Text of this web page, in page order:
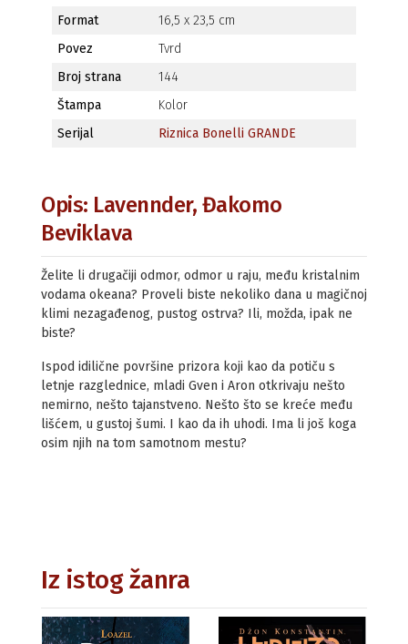
Format
16,5 x 23,5 cm
Povez
Tvrd
Broj strana
144
Štampa
Kolor
Serijal
Riznica Bonelli GRANDE
Opis: Lavennder, Đakomo
Beviklava
Želite li drugačiji odmor, odmor u raju, među kristalnim
vodama okeana? Proveli biste nekoliko dana u magičnoj
klimi nezagađenog, pustog ostrva? Ili, možda, ipak ne
biste?
Ispod idilične površine prizora koji kao da potiču s
letnje razglednice, mladi Gven i Aron otkrivaju nešto
nemirno, nešto tajanstveno. Nešto što se kreće među
lišćem, u gustoj šumi. I kao da ih uhodi. Ima li još koga
osim njih na tom samotnom mestu?
Iz istog žanra